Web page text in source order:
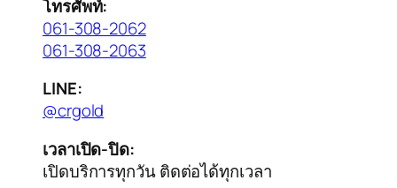
โทรศัพท์:
061-308-2062
061-308-2063
LINE:
@crgold
เวลาเปิด-ปิด:
เปิดบริการทุกวัน ติดต่อได้ทุกเวลา